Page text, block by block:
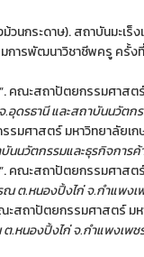
ระดาษ). สถาบันมะเร็
ารพัฒนาวิชาชีพครู ครั้ง
คณะสถาปัตยกรรมศาสต
อุดรธานี และสถาบันนวัต
รมศาสตร์ มหาวิทยาลัยเ
นนวัตกรรมและธุรกิจการ
ณะสถาปัตยกรรมศาสต
ต.หนองปิ้งไก่ จ.กำแพง
สถาปัตยกรรมศาสตร์ ม
นองปิ้งไก่ จ.กำแพงเพ